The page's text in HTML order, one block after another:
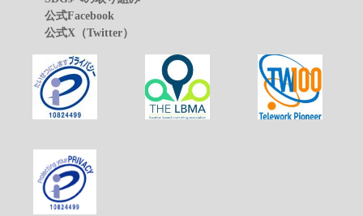
公式Facebook
公式X（Twitter）